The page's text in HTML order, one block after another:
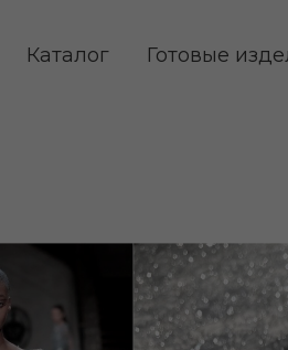
Каталог Готовые